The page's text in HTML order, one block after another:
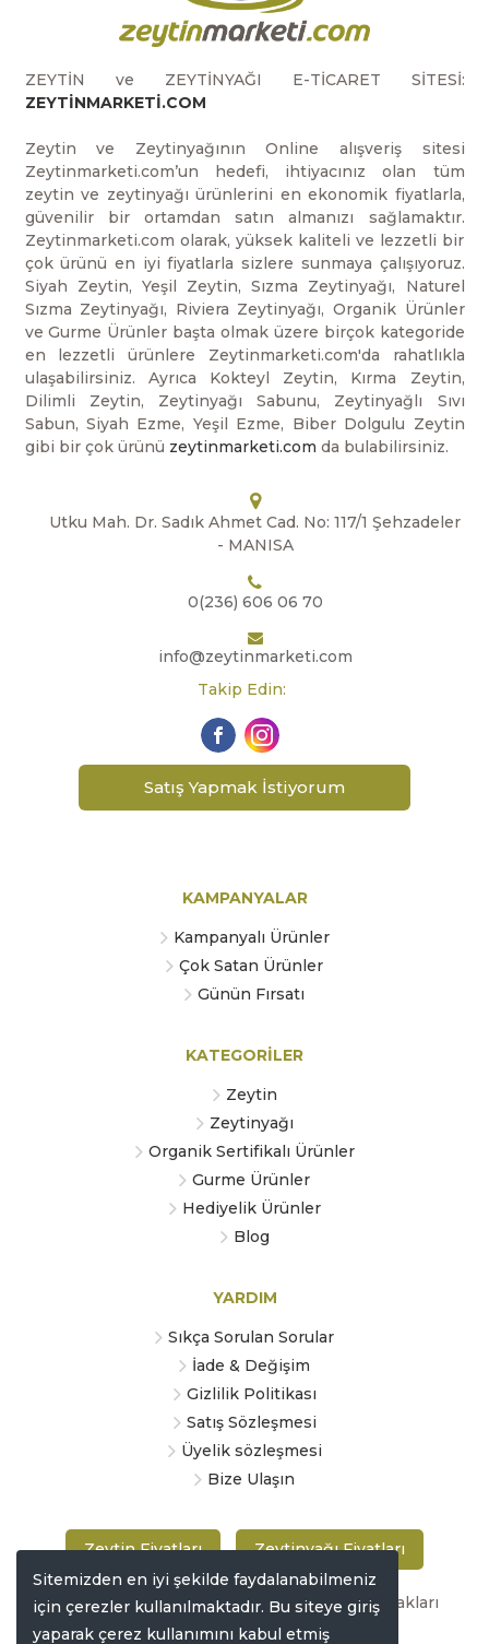
ZEYTİN ve ZEYTİNYAĞI E-TİCARET SİTESİ:
ZEYTİNMARKETİ.COM
Zeytin ve Zeytinyağının Online alışveriş sitesi
Zeytinmarketi.com’un hedefi, ihtiyacınız olan tüm
zeytin ve zeytinyağı ürünlerini en ekonomik fiyatlarla,
güvenilir bir ortamdan satın almanızı sağlamaktır.
Zeytinmarketi.com olarak, yüksek kaliteli ve lezzetli bir
çok ürünü en iyi fiyatlarla sizlere sunmaya çalışıyoruz.
Siyah Zeytin, Yeşil Zeytin, Sızma Zeytinyağı, Naturel
Sızma Zeytinyağı, Riviera Zeytinyağı, Organik Ürünler
ve Gurme Ürünler başta olmak üzere birçok kategoride
en lezzetli ürünlere Zeytinmarketi.com'da rahatlıkla
ulaşabilirsiniz. Ayrıca Kokteyl Zeytin, Kırma Zeytin,
Dilimli Zeytin, Zeytinyağı Sabunu, Zeytinyağlı Sıvı
Sabun, Siyah Ezme, Yeşil Ezme, Biber Dolgulu Zeytin
gibi bir çok ürünü zeytinmarketi.com da bulabilirsiniz.
Utku Mah. Dr. Sadık Ahmet Cad. No: 117/1 Şehzadeler
- MANISA
0(236) 606 06 70
info@zeytinmarketi.com
Takip Edin:
Satış Yapmak İstiyorum
KAMPANYALAR
Kampanyalı Ürünler
Çok Satan Ürünler
Günün Fırsatı
KATEGORİLER
Zeytin
Zeytinyağı
Organik Sertifikalı Ürünler
Gurme Ürünler
Hediyelik Ürünler
Blog
YARDIM
Sıkça Sorulan Sorular
İade & Değişim
Gizlilik Politikası
Satış Sözleşmesi
Üyelik sözleşmesi
Bize Ulaşın
Zeytin Fiyatları Zeytinyağı Fiyatları
Copyright © 2019 zeytinmarketi.com Tüm hakları
saklıdır
Sitemizden en iyi şekilde faydalanabilmeniz
için çerezler kullanılmaktadır. Bu siteye giriş
yaparak çerez kullanımını kabul etmiş